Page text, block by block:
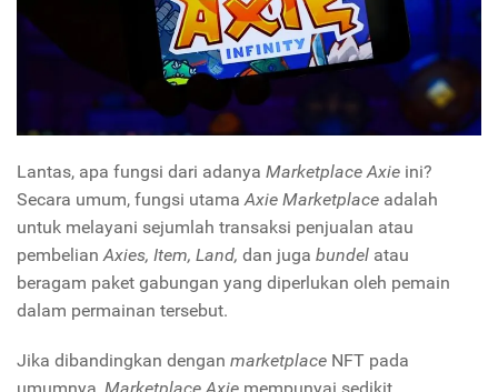
Lantas, apa fungsi dari adanya Marketplace Axie ini?
Secara umum, fungsi utama Axie Marketplace adalah
untuk melayani sejumlah transaksi penjualan atau
pembelian Axies, Item, Land, dan juga bundel atau
beragam paket gabungan yang diperlukan oleh pemain
dalam permainan tersebut.
Jika dibandingkan dengan marketplace NFT pada